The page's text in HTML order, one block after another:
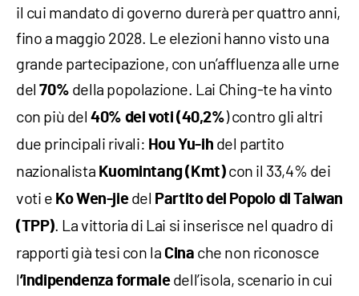
il cui mandato di governo durerà per quattro anni,
fino a maggio 2028. Le elezioni hanno visto una
grande partecipazione, con un’affluenza alle urne
del70% della popolazione. Lai Ching-te ha vinto
con più del40% dei voti (40,2%) contro gli altri
due principali rivali: Hou Yu-ih del partito
nazionalista Kuomintang (Kmt)con il 33,4% dei
voti e Ko Wen-jiedel Partito del Popolo di Taiwan
(TPP). La vittoria di Lai si inserisce nel quadro di
rapporti già tesi con la Cina che non riconosce
l’indipendenza formaledell’isola, scenario in cui